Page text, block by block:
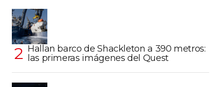
Hallan barco de Shackleton a 390 metros:
las primeras imágenes del Quest